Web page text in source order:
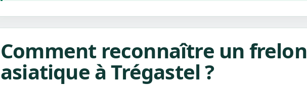
Comment reconnaître un frelon
asiatique à Trégastel ?